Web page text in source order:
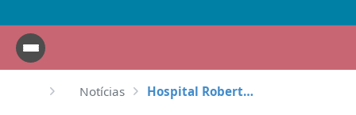
Notícias Hospital Roberto Silvares conclui reforma no centro cirúrgico e amplia oferta de cirurgias eletivas ...